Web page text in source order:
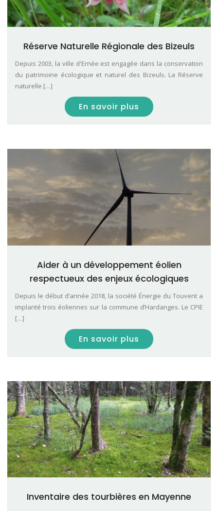
Réserve Naturelle Régionale des Bizeuls
Depuis 2003, la ville d'Ernée est engagée dans la conservation
du patrimoine écologique et naturel des Bizeuls. La Réserve
naturelle […]
En savoir plus
Aider à un développement éolien
respectueux des enjeux écologiques
Depuis le début d’année 2018, la société Énergie du Touvent a
implanté trois éoliennes sur la commune d’Hardanges. Le CPIE
[…]
En savoir plus
Inventaire des tourbières en Mayenne